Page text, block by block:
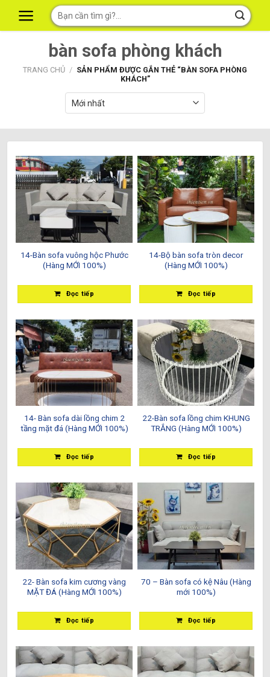
Tìm
kiếm:
bàn sofa phòng khách
TRANG CHỦ / SẢN PHẨM ĐƯỢC GẮN THẺ “BÀN SOFA PHÒNG
KHÁCH”
14-Bàn sofa vuông hộc Phước
(Hàng MỚI 100%)
Đọc tiếp
14-Bộ bàn sofa tròn decor
(Hàng MỚI 100%)
Đọc tiếp
14- Bàn sofa dài lồng chim 2
tầng mặt đá (Hàng MỚI 100%)
Đọc tiếp
22-Bàn sofa lồng chim KHUNG
TRẮNG (Hàng MỚI 100%)
Đọc tiếp
22- Bàn sofa kim cương vàng
MẶT ĐÁ (Hàng MỚI 100%)
Đọc tiếp
70 – Bàn sofa có kệ Nâu (Hàng
mới 100%)
Đọc tiếp